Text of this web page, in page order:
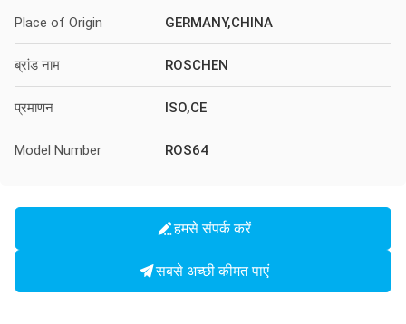
Place of Origin GERMANY,CHINA
ब्रांड नाम ROSCHEN
प्रमाणन ISO,CE
Model Number ROS64
हमसे संपर्क करें
सबसे अच्छी कीमत पाएं